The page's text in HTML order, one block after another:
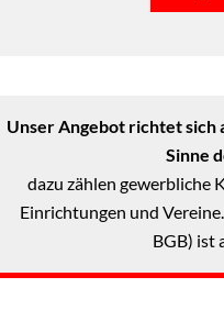
Unser Angebot richtet sich
Sinne
dazu zählen gewerbliche
Einrichtungen und
BGB) ist